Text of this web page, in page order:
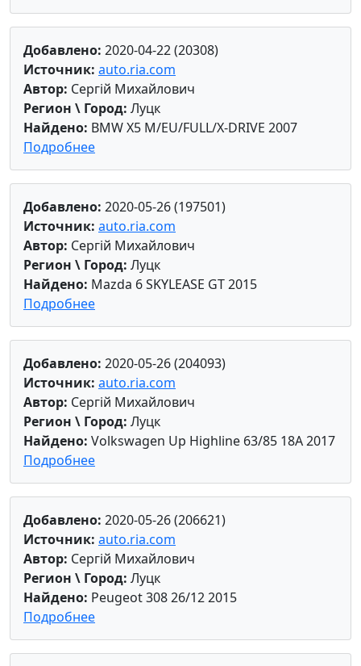
Добавлено: 2020-04-22 (20308)
Источник: auto.ria.com
Автор: Сергій Михайлович
Регион \ Город: Луцк
Найдено: BMW X5 M/EU/FULL/X-DRIVE 2007
Подробнее
Добавлено: 2020-05-26 (197501)
Источник: auto.ria.com
Автор: Сергій Михайлович
Регион \ Город: Луцк
Найдено: Mazda 6 SKYLEASE GT 2015
Подробнее
Добавлено: 2020-05-26 (204093)
Источник: auto.ria.com
Автор: Сергій Михайлович
Регион \ Город: Луцк
Найдено: Volkswagen Up Highline 63/85 18А 2017
Подробнее
Добавлено: 2020-05-26 (206621)
Источник: auto.ria.com
Автор: Сергій Михайлович
Регион \ Город: Луцк
Найдено: Peugeot 308 26/12 2015
Подробнее